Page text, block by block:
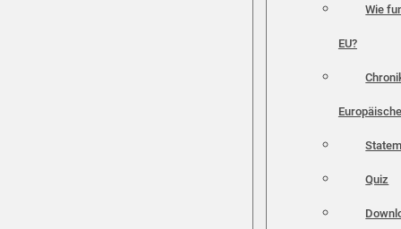
Wie
EU?
Quiz